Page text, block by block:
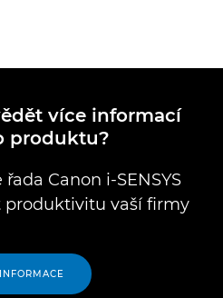
více informací
produktu?
Canon i-SENSYS
produktivitu vaší firmy